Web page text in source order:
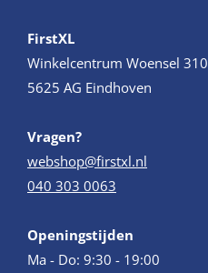
FirstXL
Winkelcentrum Woensel 310
5625 AG Eindhoven
Vragen?
webshop@firstxl.nl
040 303 0063
Openingstijden
Ma - Do: 9:30 - 19:00